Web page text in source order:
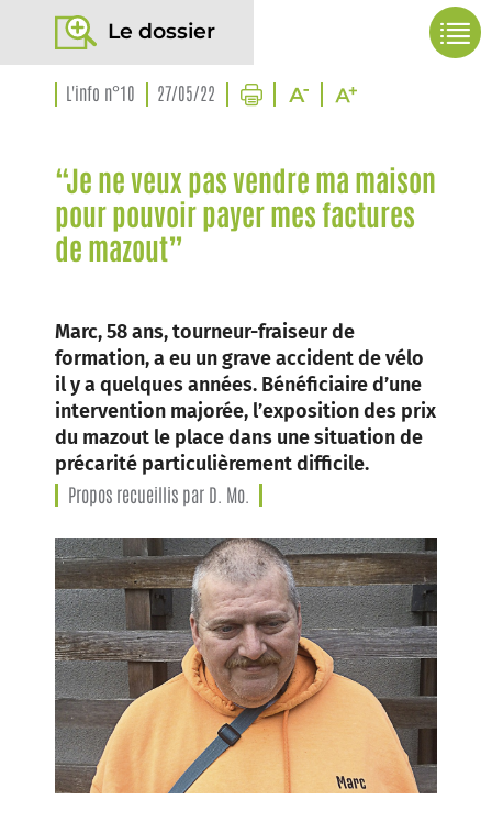
Le dossier
L'info n°10 27/05/22
“Je ne veux pas vendre ma maison
pour pouvoir payer mes factures
de mazout”
Marc, 58 ans, tourneur-fraiseur de
formation, a eu un grave accident de vélo
il y a quelques années. Bénéficiaire d’une
intervention majorée, l’exposition des prix
du mazout le place dans une situation de
précarité particulièrement difficile.
Propos recueillis par D. Mo.